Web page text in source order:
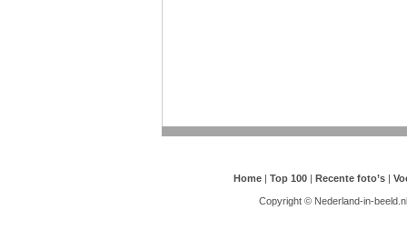
Home | Top 100 | Recente foto’s |
Copyright © Nederland-in-